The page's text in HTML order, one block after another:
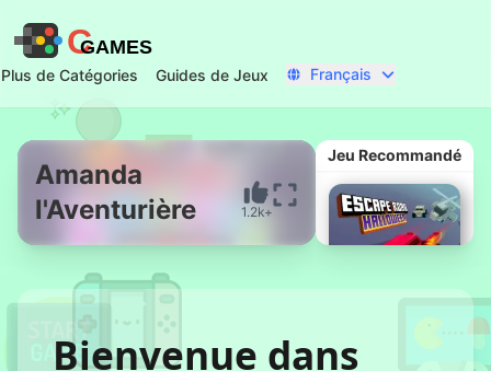
CGAMES
Plus de Catégories Guides de Jeux Français
Amanda
l'Aventurière
1.2k+
Jeu Recommandé
Bienvenue dans